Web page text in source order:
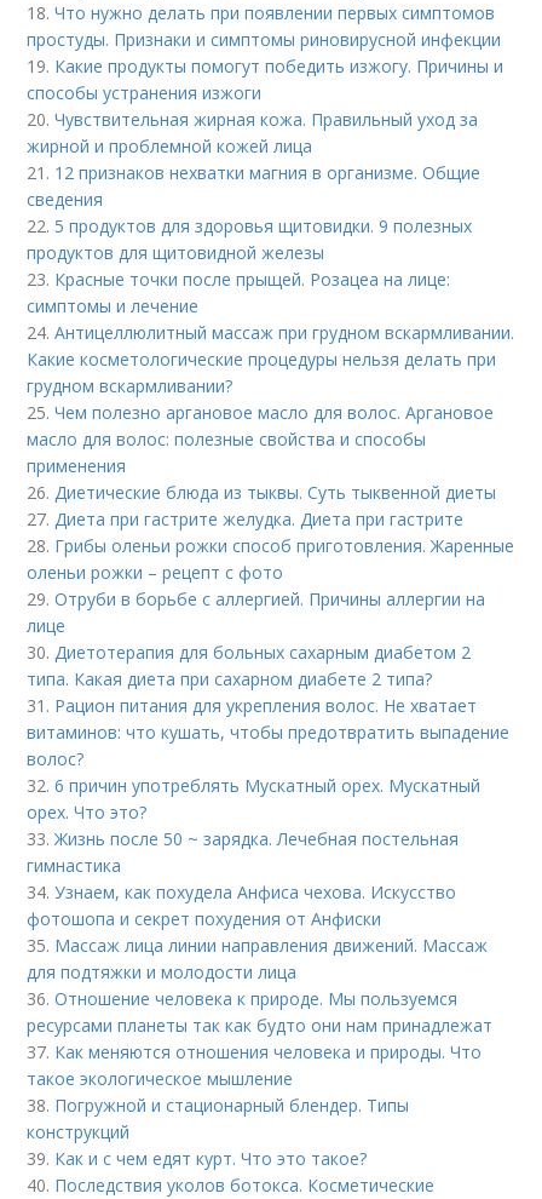
18.Что нужно делать при появлении первых симптомов
простуды. Признаки и симптомы риновирусной инфекции
19. Какие продукты помогут победить изжогу. Причины и
способы устранения изжоги
20.Чувствительная жирная кожа. Правильный уход за
жирной и проблемной кожей лица
21. 12 признаков нехватки магния в организме. Общие
сведения
22. 5 продуктов для здоровья щитовидки. 9 полезных
продуктов для щитовидной железы
23. Красные точки после прыщей. Розацеа на лице:
симптомы и лечение
24.Антицеллюлитный массаж при грудном вскармливании.
Какие косметологические процедуры нельзя делать при
грудном вскармливании?
25.Чем полезно аргановое масло для волос. Аргановое
масло для волос: полезные свойства и способы
применения
26.Диетические блюда из тыквы. Суть тыквенной диеты
27.Диета при гастрите желудка. Диета при гастрите
28. Грибы оленьи рожки способ приготовления. Жаренные
оленьи рожки – рецепт с фото
29.Отруби в борьбе с аллергией. Причины аллергии на
лице
30.Диетотерапия для больных сахарным диабетом 2
типа. Какая диета при сахарном диабете 2 типа?
31. Рацион питания для укрепления волос. Не хватает
витаминов: что кушать, чтобы предотвратить выпадение
волос?
32.6 причин употреблять Мускатный орех. Мускатный
орех. Что это?
33.Жизнь после 50 ~ зарядка. Лечебная постельная
гимнастика
34.Узнаем, как похудела Анфиса чехова. Искусство
фотошопа и секрет похудения от Анфиски
35. Массаж лица линии направления движений. Массаж
для подтяжки и молодости лица
36.Отношение человека к природе. Мы пользуемся
ресурсами планеты так как будто они нам принадлежат
37. Как меняются отношения человека и природы. Что
такое экологическое мышление
38. Погружной и стационарный блендер. Типы
конструкций
39. Как и с чем едят курт. Что это такое?
40. Последствия уколов ботокса. Косметические